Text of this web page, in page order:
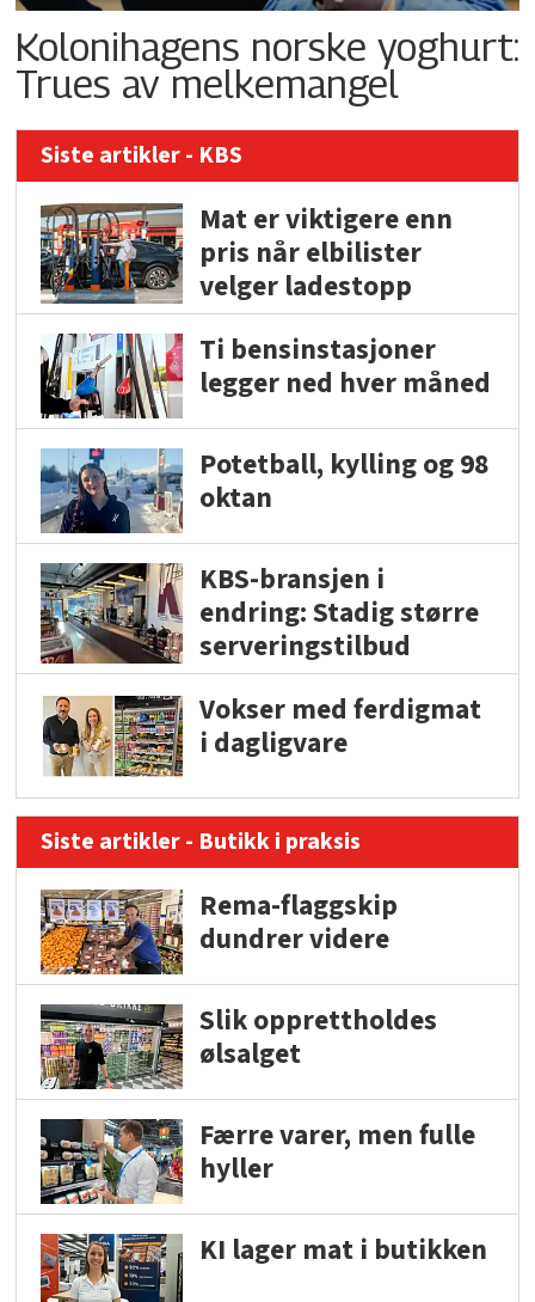
Kolonihagens norske yoghurt:
Trues av melkemangel
Siste artikler - KBS
Mat er viktigere enn
pris når elbilister
velger ladestopp
Ti bensinstasjoner
legger ned hver måned
Potetball, kylling og 98
oktan
KBS-bransjen i
endring: Stadig større
serveringstilbud
Vokser med ferdigmat
i dagligvare
Siste artikler - Butikk i praksis
Rema-flaggskip
dundrer videre
Slik opprettholdes
ølsalget
Færre varer, men fulle
hyller
KI lager mat i butikken